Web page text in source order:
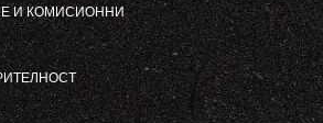
И КОМИСИОННИ